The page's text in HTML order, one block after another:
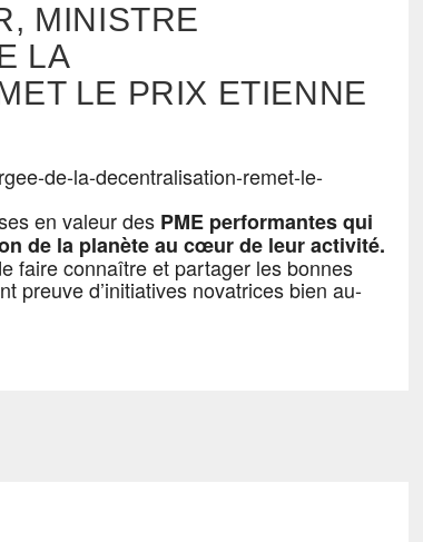
MINISTRE
LA
LE PRIX ETIENNE
en valeur des PME performantes qui
de la planète au cœur de leur activité.
faire connaître et partager les bonnes
preuve d’initiatives novatrices bien au-